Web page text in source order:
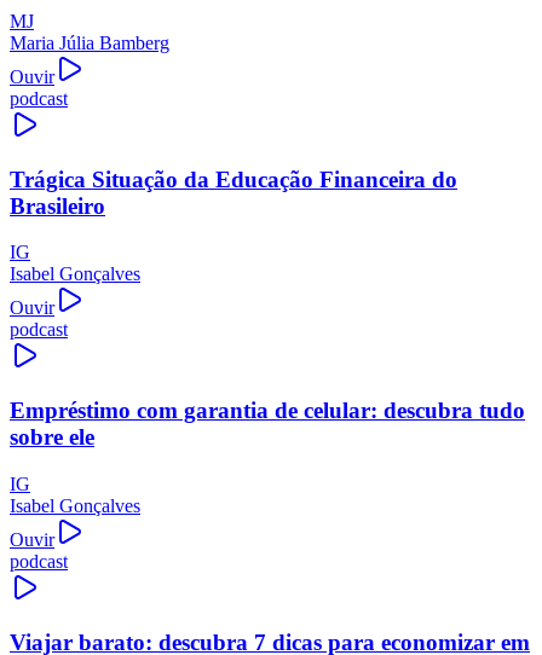
MJ
Maria Júlia Bamberg
Ouvir
podcast
Trágica Situação da Educação Financeira do
Brasileiro
IG
Isabel Gonçalves
Ouvir
podcast
Empréstimo com garantia de celular: descubra tudo
sobre ele
IG
Isabel Gonçalves
Ouvir
podcast
Viajar barato: descubra 7 dicas para economizar em